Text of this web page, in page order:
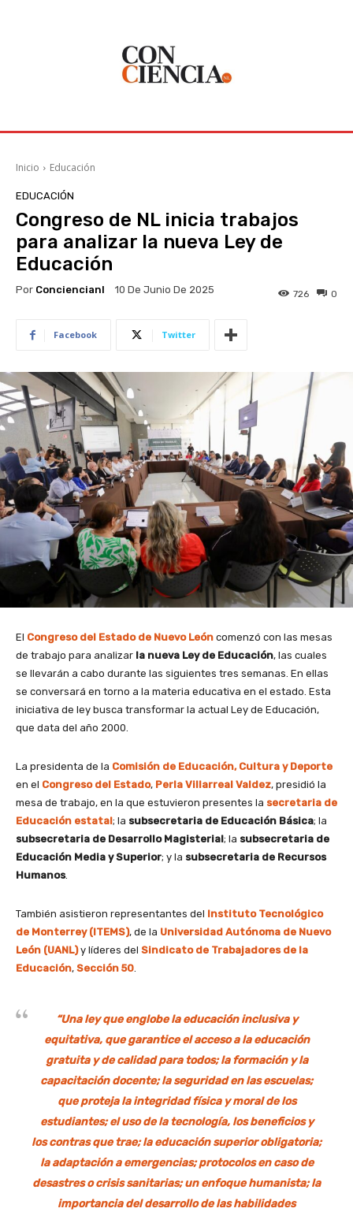
Inicio Educación
EDUCACIÓN
Congreso de NL inicia trabajos
para analizar la nueva Ley de
Educación
Por Conciencianl 10 De Junio De 2025 0
726
Facebook Twitter
El Congreso del Estado de Nuevo León comenzó con las mesas
de trabajo para analizar la nueva Ley de Educación, las cuales
se llevarán a cabo durante las siguientes tres semanas. En ellas
se conversará en torno a la materia educativa en el estado. Esta
iniciativa de ley busca transformar la actual Ley de Educación,
que data del año 2000.
La presidenta de la Comisión de Educación, Cultura y Deporte
en el Congreso del Estado, Perla Villarreal Valdez, presidió la
mesa de trabajo, en la que estuvieron presentes la secretaria de
Educación estatal; la subsecretaria de Educación Básica; la
subsecretaria de Desarrollo Magisterial; la subsecretaria de
Educación Media y Superior; y la subsecretaria de Recursos
Humanos.
También asistieron representantes del Instituto Tecnológico
de Monterrey (ITEMS), de la Universidad Autónoma de Nuevo
León (UANL) y líderes del Sindicato de Trabajadores de la
Educación, Sección 50
“Una ley que englobe la educación inclusiva y
equitativa, que garantice el acceso a la educación
gratuita y de calidad para todos; la formación y la
capacitación docente; la seguridad en las escuelas;
que proteja la integridad física y moral de los
estudiantes; el uso de la tecnología, los beneficios y
los contras que trae; la educación superior obligatoria;
la adaptación a emergencias; protocolos en caso de
desastres o crisis sanitarias; un enfoque humanista; la
importancia del desarrollo de las habilidades